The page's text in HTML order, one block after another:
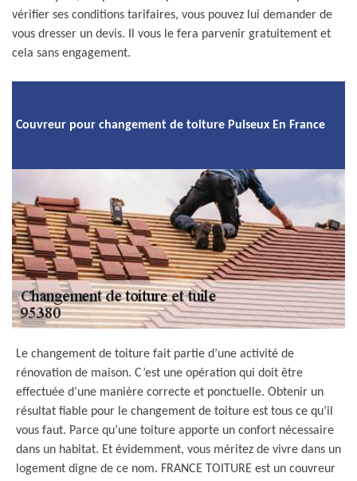
vérifier ses conditions tarifaires, vous pouvez lui demander de
vous dresser un devis. Il vous le fera parvenir gratuitement et
cela sans engagement.
Couvreur pour changement de toiture Puiseux En France
Le changement de toiture fait partie d’une activité de
rénovation de maison. C’est une opération qui doit être
effectuée d’une manière correcte et ponctuelle. Obtenir un
résultat fiable pour le changement de toiture est tous ce qu’il
vous faut. Parce qu’une toiture apporte un confort nécessaire
dans un habitat. Et évidemment, vous méritez de vivre dans un
logement digne de ce nom. FRANCE TOITURE est un couvreur